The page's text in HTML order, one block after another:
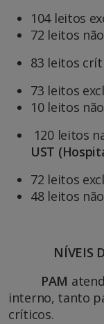
104 leitos
72 leitos
83 leitos
73 leitos
10 leitos
120 leitos
UST
72 leitos
48 leitos
NÍVEIS
PAM
interno, tanto
críticos.